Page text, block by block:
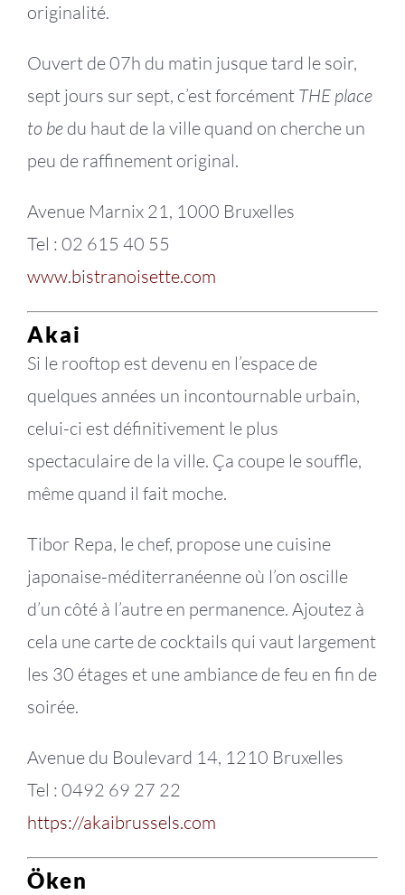
originalité.
Ouvert de 07h du matin jusque tard le soir,
sept jours sur sept, c’est forcément THE place
to bedu haut de la ville quand on cherche un
peu de raffinement original.
Avenue Marnix 21, 1000 Bruxelles
Tel : 02 615 40 55
www.bistranoisette.com
Akai
Si le rooftop est devenu en l’espace de
quelques années un incontournable urbain,
celui-ci est définitivement le plus
spectaculaire de la ville. Ça coupe le souffle,
même quand il fait moche.
Tibor Repa, le chef, propose une cuisine
japonaise-méditerranéenne où l’on oscille
d’un côté à l’autre en permanence. Ajoutez à
cela une carte de cocktails qui vaut largement
les 30 étages et une ambiance de feu en fin de
soirée.
Avenue du Boulevard 14, 1210 Bruxelles
Tel : 0492 69 27 22
https://akaibrussels.com
Öken